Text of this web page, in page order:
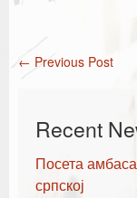
Вести
Post
← Previous Post
Recent
Посета
српској